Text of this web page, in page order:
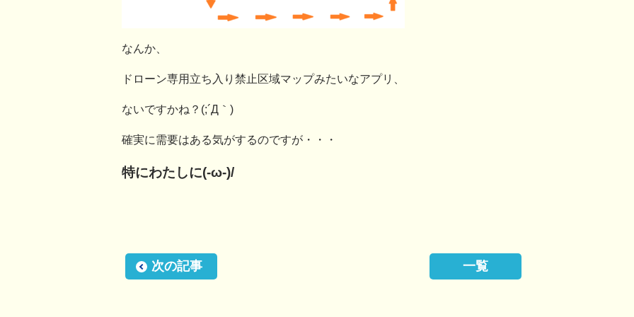
なんか、
ドローン専用立ち入り禁止区域マップみたいなアプリ、
ないですかね？(;´Д｀)
確実に需要はある気がするのですが・・・
特にわたしに(-ω-)/
次の記事 一覧